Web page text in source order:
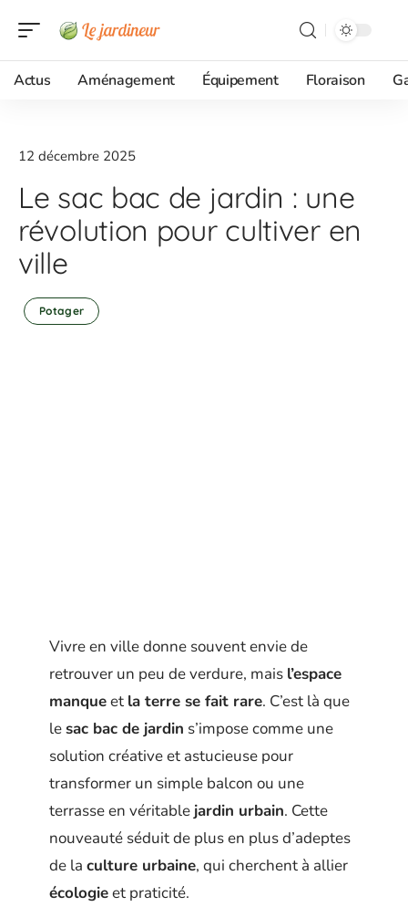
Actus Aménagement Équipement Floraison
12 décembre 2025
Le sac bac de jardin : une
révolution pour cultiver en
ville
Potager
Vivre en ville donne souvent envie de
retrouver un peu de verdure, mais l’espace
manqueet la terre se fait rare. C’est là que
lesac bac de jardin s’impose comme une
solution créative et astucieuse pour
transformer un simple balcon ou une
terrasse en véritable jardin urbain. Cette
nouveauté séduit de plus en plus d’adeptes
de la culture urbaine, qui cherchent à allier
écologieet praticité.